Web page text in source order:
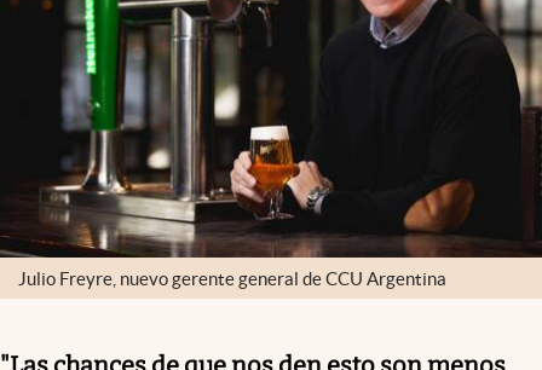
Julio Freyre, nuevo gerente general de CCU Argentina